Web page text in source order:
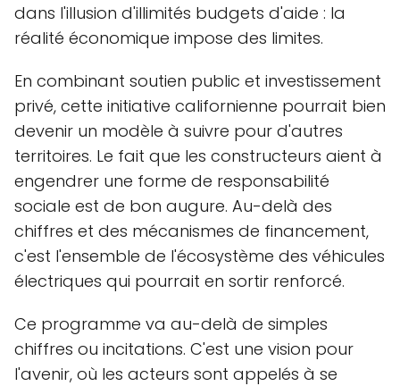
dans l'illusion d'illimités budgets d'aide : la
réalité économique impose des limites.
En combinant soutien public et investissement
privé, cette initiative californienne pourrait bien
devenir un modèle à suivre pour d'autres
territoires. Le fait que les constructeurs aient à
engendrer une forme de responsabilité
sociale est de bon augure. Au-delà des
chiffres et des mécanismes de financement,
c'est l'ensemble de l'écosystème des véhicules
électriques qui pourrait en sortir renforcé.
Ce programme va au-delà de simples
chiffres ou incitations. C'est une vision pour
l'avenir, où les acteurs sont appelés à se